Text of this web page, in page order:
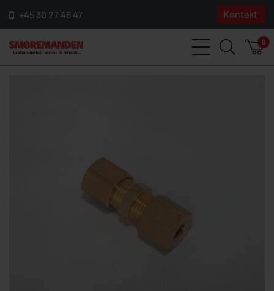
+45 30 27 46 47 Kontakt
0